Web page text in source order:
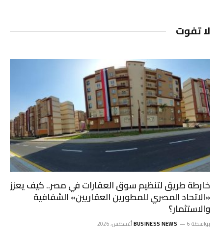
لا تفوت
خارطة طريق لتنظيم سوق العقارات في مصر.. كيف يعزز
«الاتحاد المصري للمطورين العقاريين» الشفافية
والاستثمار؟
بواسطة BUSINESS NEWS 6 أغسطس، 2026